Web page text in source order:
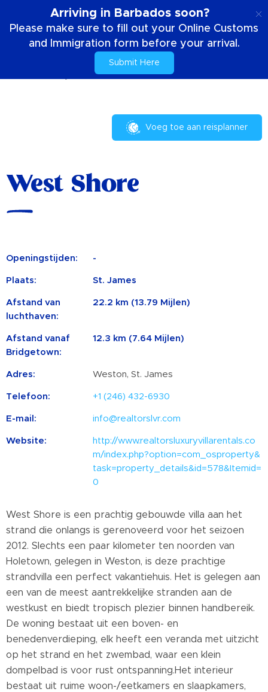
Arriving in Barbados soon?
Please make sure to fill out your Online Customs
and Immigration form before your arrival.
Submit Here
West Shore
Voeg toe aan reisplanner
West Shore
Openingstijden: -
Plaats: St. James
Afstand van
luchthaven:
22.2 km (13.79 Mijlen)
Afstand vanaf
Bridgetown:
12.3 km (7.64 Mijlen)
Adres: Weston, St. James
Telefoon: +1 (246) 432-6930
E-mail: info@realtorslvr.com
Website:
http://www.realtorsluxuryvillarentals.co
m/index.php?option=com_osproperty&
task=property_details&id=578&Itemid=
0
West Shore is een prachtig gebouwde villa aan het
strand die onlangs is gerenoveerd voor het seizoen
2012. Slechts een paar kilometer ten noorden van
Holetown, gelegen in Weston, is deze prachtige
strandvilla een perfect vakantiehuis. Het is gelegen aan
een van de meest aantrekkelijke stranden aan de
westkust en biedt tropisch plezier binnen handbereik.
De woning bestaat uit een boven- en
benedenverdieping, elk heeft een veranda met uitzicht
op het strand en het zwembad, waar een klein
dompelbad is voor rust ontspanning.Het interieur
bestaat uit ruime woon-/eetkamers en slaapkamers,